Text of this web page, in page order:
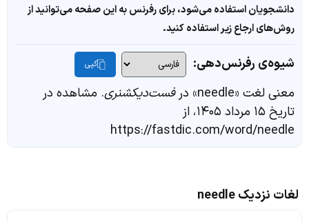
دانشجویان استفاده می‌شود، برای رفرنس به این صفحه می‌توانید از
روش‌های ارجاع زیر استفاده کنید.
شیوه‌ی رفرنس‌دهی: کپی
معنی لغت «needle» در فست‌دیکشنری. مشاهده در
تاریخ ۱۵ مرداد ۱۴۰۵، از
https://fastdic.com/word/needle
لغات نزدیک needle